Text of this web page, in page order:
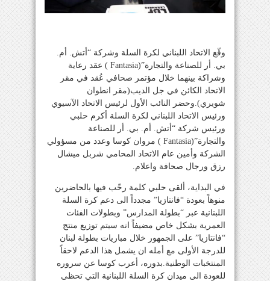
وقّع الاتحاد اللبناني لكرة السلة وشركة “أتش. أم.
بي. أر للصناعة والتجارة”(Fantasia ) عقد رعاية
وشراكة بينهما خلال مؤتمر صحافي عُقد في مقر
الاتحاد الكائن في جل الديب(مقر انطوان
شويري).وحضر النائب الأول لرئيس الاتحاد الآسيوي
ورئيس الاتحاد اللبناني لكرة السلة أكرم حلبي
ورئيس شركة “أتش. أم. بي. أر للصناعة
والتجارة”(Fantasia ) مروان كوسا وعدد من مسؤولي
الشركة وأمين عام الاتحاد المحامي شربل ميشال
رزق ورجال صحافة واعلام.
في البداية، ألقى حلبي كلمة رحّب فيها بالحاضرين
منوهاً بعودة “فانتازيا” مجدداً الى دعم كرة السلة
اللبنانية عبر “بطولة المدارس” وبطولات الفئات
العمرية بشكل خاص مضيفاً انه سيتم توزيع منتج
“فانتازيا” على الجمهور خلال مباريات بطولة لبنان
للدرجة الأولى مع أمله ان يشمل هذا الدعم لاحقاً
المنتخبات الوطنية.بدوره، أعرب كوسا عن سروره
للعودة الى ميدان كرة السلة اللبنانية التي تحظى